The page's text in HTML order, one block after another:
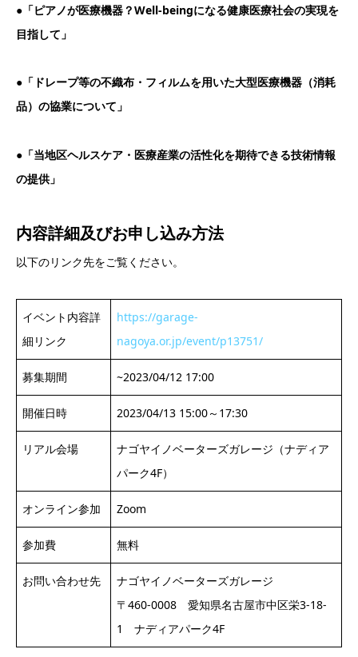
●「ピアノが医療機器？Well-beingになる健康医療社会の実現を
目指して」
●「ドレープ等の不織布・フィルムを用いた大型医療機器（消耗
品）の協業について」
●「当地区ヘルスケア・医療産業の活性化を期待できる技術情報
の提供」
内容詳細及びお申し込み方法
以下のリンク先をご覧ください。
イベント内容詳
細リンク
https://garage-
nagoya.or.jp/event/p13751/
募集期間 ~2023/04/12 17:00
開催日時 2023/04/13 15:00～17:30
リアル会場
ナゴヤイノベーターズガレージ（ナディア
パーク4F）
オンライン参加 Zoom
参加費 無料
お問い合わせ先
ナゴヤイノベーターズガレージ
〒460-0008 愛知県名古屋市中区栄3-18-
1 ナディアパーク4F